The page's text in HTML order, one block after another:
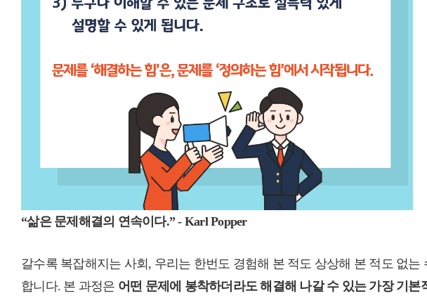
“삶은 문제해결의 연속이다.” - Karl Popper
갈수록 복잡해지는 사회, 우리는 한번도 경험해 본 적도 상상해 본 적도 없
합니다. 본 과정은 어떤 문제에 봉착하더라도 해결해 나갈 수 있는 가장 기본